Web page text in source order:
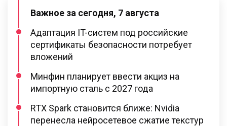
Важное за сегодня, 7 августа
Адаптация IT-систем под российские
сертификаты безопасности потребует
вложений
Минфин планирует ввести акциз на
импортную сталь с 2027 года
RTX Spark становится ближе: Nvidia
перенесла нейросетевое сжатие текстур